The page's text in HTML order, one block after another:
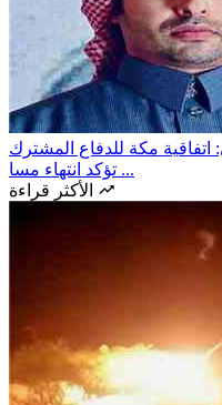
مكة للدفاع المشترك
تؤكد انتهاء مسا ...